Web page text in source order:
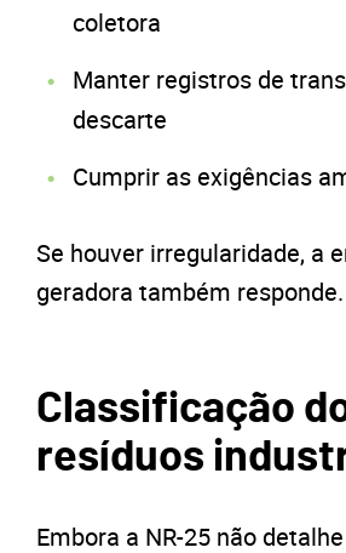
coletora
Manter registros de
descarte
Cumprir as exigências
Se houver irregularidade, a
geradora também responde.
Classificação
resíduos
Embora a NR-25 não detalhe